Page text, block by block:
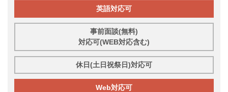
英語対応可
事前面談(無料)
対応可(WEB対応含む)
休日(土日祝祭日)対応可
Web対応可